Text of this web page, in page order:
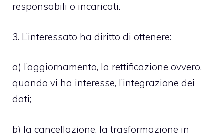
responsabili o incaricati.
3. L’interessato ha diritto di ottenere:
a) l’aggiornamento, la rettificazione ovvero,
quando vi ha interesse, l’integrazione dei
dati;
b) la cancellazione, la trasformazione in